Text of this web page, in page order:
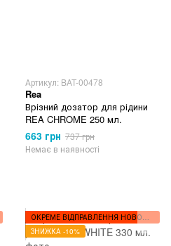
Артикул: BAT-00478
Rea
Врізний дозатор для рідини
REA CHROME 250 мл.
663 грн 737 грн
Немає в наявності
ОКРЕМЕ ВІДПРАВЛЕННЯ НОВОЮ ПОШТОЮ
ЗНИЖКА -10%